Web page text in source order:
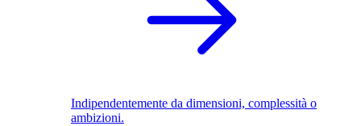
Indipendentemente da dimensioni, complessità o
ambizioni.